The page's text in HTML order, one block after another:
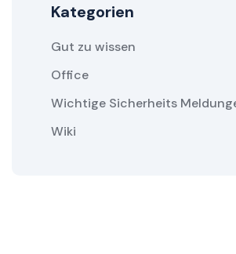
Kategorien
Gut zu wissen
Office
Wichtige Sicherheits
Wiki